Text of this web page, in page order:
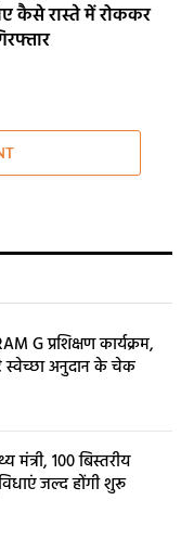
कैसे रास्ते में रोककर
G प्रशिक्षण कार्यक्रम,
स्वेच्छा अनुदान के चेक
मंत्री, 100 बिस्तरीय
जल्द होंगी शुरू